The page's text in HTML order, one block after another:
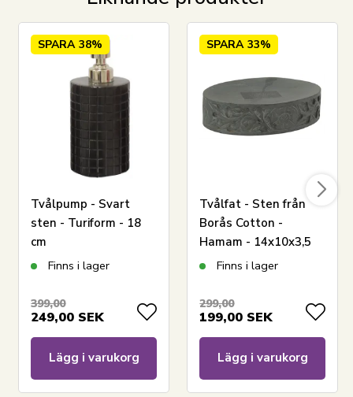
SPARA 38%
Tvålpump - Svart
sten - Turiform - 18
cm
Finns i lager
399,00
249,00 SEK
Lägg i varukorg
SPARA 33%
Tvålfat - Sten från
Borås Cotton -
Hamam - 14x10x3,5
cm Finns i lager
299,00
199,00 SEK
Lägg i varukorg